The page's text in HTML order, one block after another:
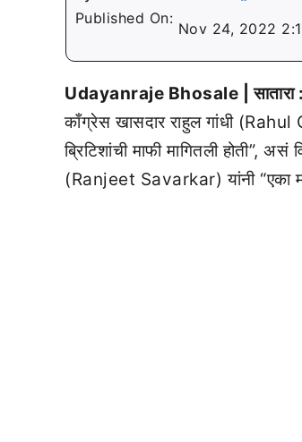
Published On:
Nov 24, 2022
Udayanraje Bhosale | सातारा :
काँग्रेस खासदार राहुल गांधी (Rahul
ब्रिटिशांची माफी मागितली होती”,
(Ranjeet Savarkar) यांनी “एका